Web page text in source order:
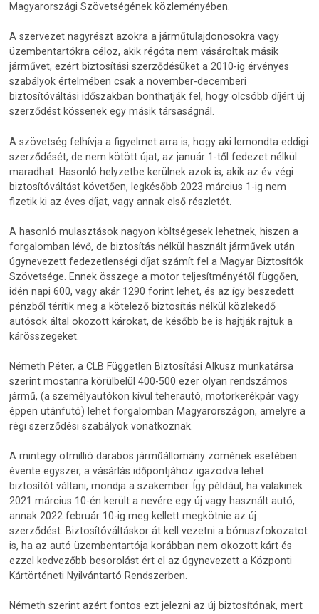
Magyarországi Szövetségének közleményében.
A szervezet nagyrészt azokra a járműtulajdonosokra vagy
üzembentartókra céloz, akik régóta nem vásároltak másik
járművet, ezért biztosítási szerződésüket a 2010-ig érvényes
szabályok értelmében csak a november-decemberi
biztosítóváltási időszakban bonthatják fel, hogy olcsóbb díjért új
szerződést kössenek egy másik társaságnál.
A szövetség felhívja a figyelmet arra is, hogy aki lemondta eddigi
szerződését, de nem kötött újat, az január 1-től fedezet nélkül
maradhat. Hasonló helyzetbe kerülnek azok is, akik az év végi
biztosítóváltást követően, legkésőbb 2023 március 1-ig nem
fizetik ki az éves díjat, vagy annak első részletét.
A hasonló mulasztások nagyon költségesek lehetnek, hiszen a
forgalomban lévő, de biztosítás nélkül használt járművek után
úgynevezett fedezetlenségi díjat számít fel a Magyar Biztosítók
Szövetsége. Ennek összege a motor teljesítményétől függően,
idén napi 600, vagy akár 1290 forint lehet, és az így beszedett
pénzből térítik meg a kötelező biztosítás nélkül közlekedő
autósok által okozott károkat, de később be is hajtják rajtuk a
kárösszegeket.
Németh Péter, a CLB Független Biztosítási Alkusz munkatársa
szerint mostanra körülbelül 400-500 ezer olyan rendszámos
jármű, (a személyautókon kívül teherautó, motorkerékpár vagy
éppen utánfutó) lehet forgalomban Magyarországon, amelyre a
régi szerződési szabályok vonatkoznak.
A mintegy ötmillió darabos járműállomány zömének esetében
évente egyszer, a vásárlás időpontjához igazodva lehet
biztosítót váltani, mondja a szakember. Így például, ha valakinek
2021 március 10-én került a nevére egy új vagy használt autó,
annak 2022 február 10-ig meg kellett megkötnie az új
szerződést. Biztosítóváltáskor át kell vezetni a bónuszfokozatot
is, ha az autó üzembentartója korábban nem okozott kárt és
ezzel kedvezőbb besorolást ért el az úgynevezett a Központi
Kártörténeti Nyilvántartó Rendszerben.
Németh szerint azért fontos ezt jelezni az új biztosítónak, mert